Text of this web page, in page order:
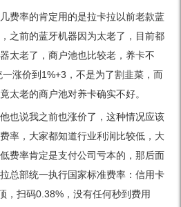
费率的肯定用的是拉卡拉以前老款蓝
之前的蓝牙机器因为太老了，目前都
太老了，商户池也比较老，养卡不
涨价到1%+3，不是为了割韭菜，而
太老的商户池对养卡确实不好。
也说我之前也涨价了，这种情况应该
率，大家都知道行业利润比较低，大
费率肯定是支付公司亏本的，那后面
总部统一执行国家标准费率：信用卡
，扫码0.38%，没有任何秒到费用